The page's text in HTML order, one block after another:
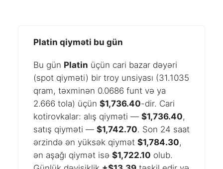
Platin qiyməti bu gün
Bu gün Platin üçün cari bazar dəyəri
(spot qiyməti) bir troy unsiyası (31.1035
qram, təxminən 0.0686 funt və ya
2.666 tola) üçün $1,736.40-dir. Cari
kotirovkalar: alış qiyməti — $1,736.40,
satış qiyməti — $1,742.70. Son 24 saat
ərzində ən yüksək qiymət $1,784.30,
ən aşağı qiymət isə $1,722.10 olub.